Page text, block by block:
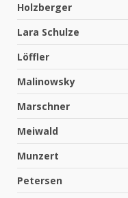
Holzberger
Lara Schulze
Löffler
Malinowsky
Marschner
Meiwald
Munzert
Petersen